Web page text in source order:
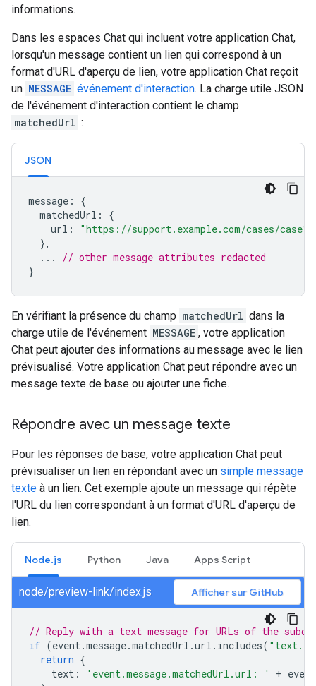
informations.
Dans les espaces Chat qui incluent votre application Chat,
lorsqu'un message contient un lien qui correspond à un
format d'URL d'aperçu de lien, votre application Chat reçoit
un MESSAGE événement d'interaction. La charge utile JSON
de l'événement d'interaction contient le champ
matchedUrl :
JSON
message :
{
matchedUrl :
{
url :
"https://support.example.com/cases/
},
...
// other message attributes redacted
}
En vérifiant la présence du champ matchedUrl dans la
charge utile de l'événement MESSAGE , votre application
Chat peut ajouter des informations au message avec le lien
prévisualisé. Votre application Chat peut répondre avec un
message texte de base ou ajouter une fiche.
Répondre avec un message texte
Pour les réponses de base, votre application Chat peut
prévisualiser un lien en répondant avec un simple message
texte à un lien. Cet exemple ajoute un message qui répète
l'URL du lien correspondant à un format d'URL d'aperçu de
lien.
Node.js Python Java Apps Script
node/preview-link/index.js Afficher sur GitHub
// Reply with a text message for URLs of the
if (event.message.matchedUrl .url . includes(
return {
text : 'event.message.matchedUrl.url: ' + event